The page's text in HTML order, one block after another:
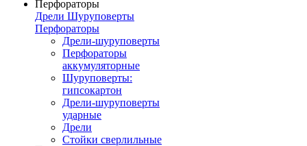
Дрели Шуруповерты
Перфораторы
Дрели-шуруповерты
Перфораторы
аккумуляторные
Шуруповерты:
гипсокартон
Дрели-шуруповерты
ударные
Дрели
Стойки сверлильные